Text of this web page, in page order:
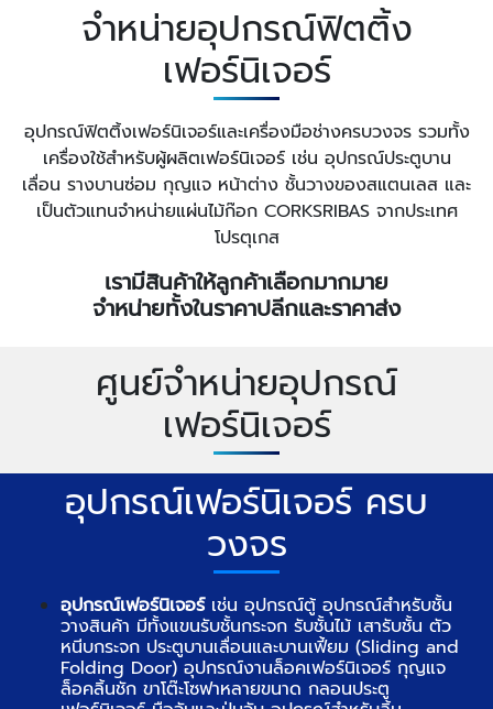
จำหน่ายอุปกรณ์ฟิตติ้ง
เฟอร์นิเจอร์
อุปกรณ์ฟิตติ้งเฟอร์นิเจอร์และเครื่องมือช่างครบวงจร รวมทั้ง
เครื่องใช้สำหรับผู้ผลิตเฟอร์นิเจอร์ เช่น อุปกรณ์ประตูบาน
เลื่อน รางบานซ่อม กุญแจ หน้าต่าง ชั้นวางของสแตนเลส และ
เป็นตัวแทนจำหน่ายแผ่นไม้ก๊อก CORKSRIBAS จากประเทศ
โปรตุเกส
เรามีสินค้าให้ลูกค้าเลือกมากมาย
จำหน่ายทั้งในราคาปลีกและราคาส่ง
ศูนย์จำหน่ายอุปกรณ์
เฟอร์นิเจอร์
อุปกรณ์เฟอร์นิเจอร์ ครบ
วงจร
อุปกรณ์เฟอร์นิเจอร์เช่น อุปกรณ์ตู้ อุปกรณ์สำหรับชั้น
วางสินค้า มีทั้งแขนรับชั้นกระจก รับชั้นไม้ เสารับชั้น ตัว
หนีบกระจก ประตูบานเลื่อนและบานเฟี้ยม (Sliding and
Folding Door) อุปกรณ์งานล็อคเฟอร์นิเจอร์ กุญแจ
ล็อคลิ้นชัก ขาโต๊ะโซฟาหลายขนาด กลอนประตู